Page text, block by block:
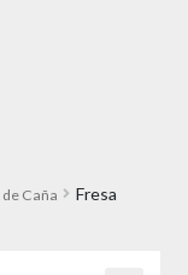
Caña
Fresa